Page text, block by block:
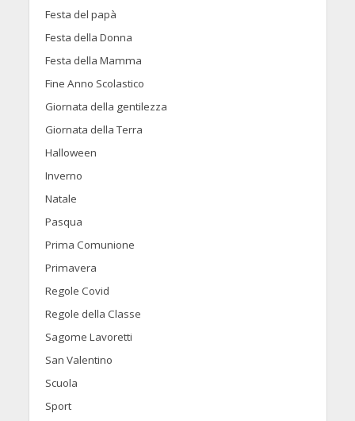
Festa del papà
Festa della Donna
Festa della Mamma
Fine Anno Scolastico
Giornata della gentilezza
Giornata della Terra
Halloween
Inverno
Natale
Pasqua
Prima Comunione
Primavera
Regole Covid
Regole della Classe
Sagome Lavoretti
San Valentino
Scuola
Sport